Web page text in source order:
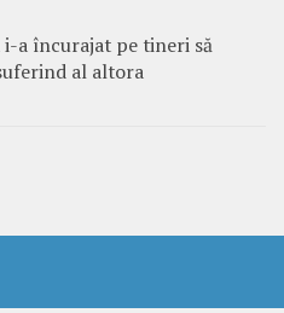
i-a încurajat pe tineri să
al altora